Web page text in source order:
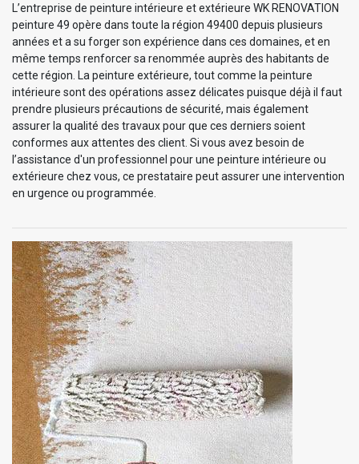
L’entreprise de peinture intérieure et extérieure WK RENOVATION
peinture 49 opère dans toute la région 49400 depuis plusieurs
années et a su forger son expérience dans ces domaines, et en
même temps renforcer sa renommée auprès des habitants de
cette région. La peinture extérieure, tout comme la peinture
intérieure sont des opérations assez délicates puisque déjà il faut
prendre plusieurs précautions de sécurité, mais également
assurer la qualité des travaux pour que ces derniers soient
conformes aux attentes des client. Si vous avez besoin de
l’assistance d'un professionnel pour une peinture intérieure ou
extérieure chez vous, ce prestataire peut assurer une intervention
en urgence ou programmée.